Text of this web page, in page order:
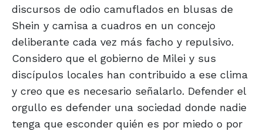
discursos de odio camuflados en blusas de
Shein y camisa a cuadros en un concejo
deliberante cada vez más facho y repulsivo.
Considero que el gobierno de Milei y sus
discípulos locales han contribuido a ese clima
y creo que es necesario señalarlo. Defender el
orgullo es defender una sociedad donde nadie
tenga que esconder quién es por miedo o por